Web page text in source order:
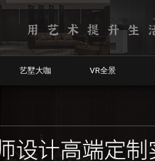
艺墅大咖 VR全景